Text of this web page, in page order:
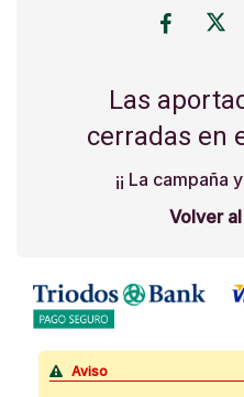
Las
cerradas en
¡¡ La campaña
Volver
Aviso